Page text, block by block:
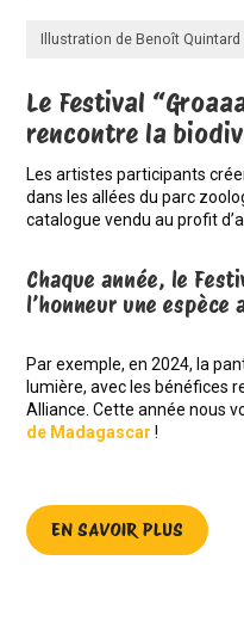
Illustration de Benoît Quintard
Le Festival
rencontre la
Les artistes participants
dans les allées du parc
catalogue vendu au profit
Chaque année, le
l’honneur une espèce
Par exemple, en 2024, la
lumière, avec les bénéfices
Alliance. Cette année nous
de Madagascar !
EN SAVOIR PLUS